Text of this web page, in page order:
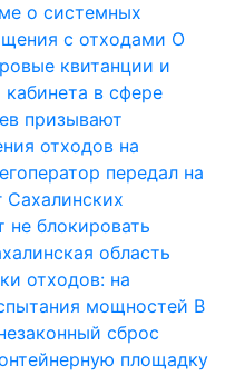
о системных
с отходами О
квитанции и
кабинета в сфере
призывают
отходов на
передал на
Сахалинских
блокировать
область
отходов: на
мощностей В
сброс
площадку